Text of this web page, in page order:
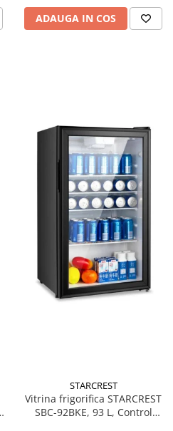
ADAUGA IN COS
STARCREST
Vitrina frigorifica STARCREST
SBC-92BKE, 93 L, Control